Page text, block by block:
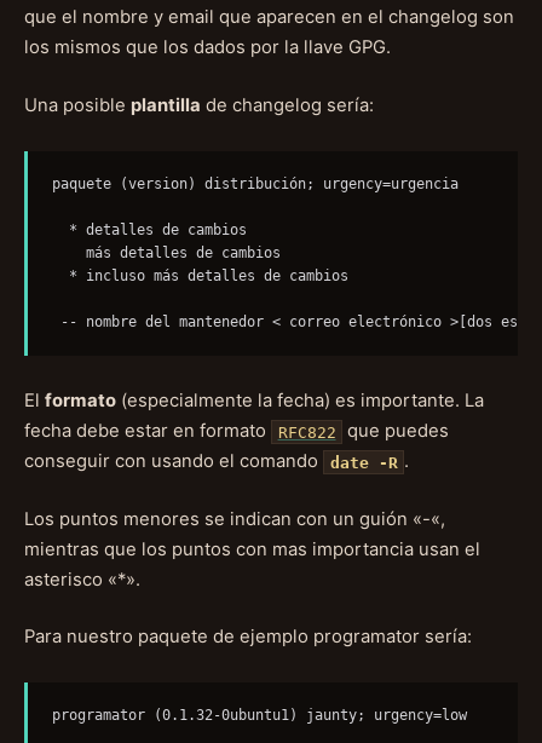
que el nombre y email que aparecen en el changelog son
los mismos que los dados por la llave GPG.
Una posible plantilla de changelog sería:
paquete (version) distribución; urgency=urgencia
  * detalles de cambios
    más detalles de cambios
  * incluso más detalles de cambios
-- nombre del mantenedor < correo electrónico >[dos
El formato (especialmente la fecha) es importante. La
fecha debe estar en formato
RFC822
que puedes
conseguir con usando el comando
date -R .
Los puntos menores se indican con un guión «-«,
mientras que los puntos con mas importancia usan el
asterisco «*».
Para nuestro paquete de ejemplo programator sería:
programator (0.1.32-0ubuntu1) jaunty; urgency=low